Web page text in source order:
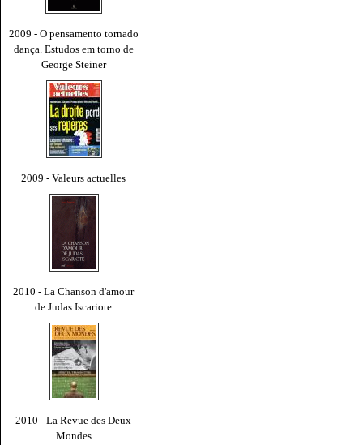
2009 - O pensamento tornado
dança. Estudos em torno de
George Steiner
2009 - Valeurs actuelles
2010 - La Chanson d'amour
de Judas Iscariote
2010 - La Revue des Deux
Mondes